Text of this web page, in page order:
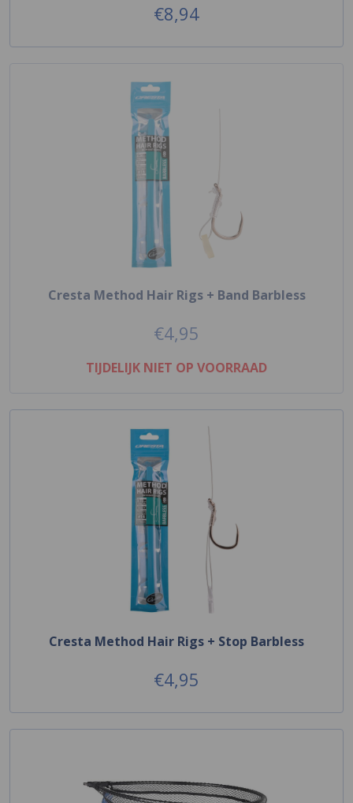
€8,94
Cresta Method Hair Rigs + Band Barbless
€4,95
TIJDELIJK NIET OP VOORRAAD
Cresta Method Hair Rigs + Stop Barbless
€4,95